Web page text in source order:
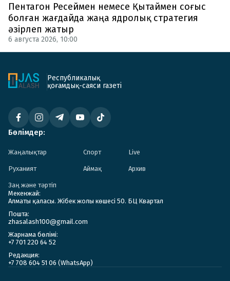
Пентагон Ресеймен немесе Қытаймен соғыс
болған жағдайда жаңа ядролық стратегия
әзірлеп жатыр
6 августа 2026, 10:00
Республикалық
қоғамдық-саяси газеті
Бөлімдер:
Жаңалықтар Спорт Live
Руханият Аймақ Архив
Заң және тәртіп
Мекенжай:
Алматы қаласы. Жібек жолы көшесі 50. БЦ Квартал
Пошта:
zhasalash100@gmail.com
Жарнама бөлімі:
+7 701 220 64 52
Редакция:
+7 708 604 51 06 (WhatsApp)